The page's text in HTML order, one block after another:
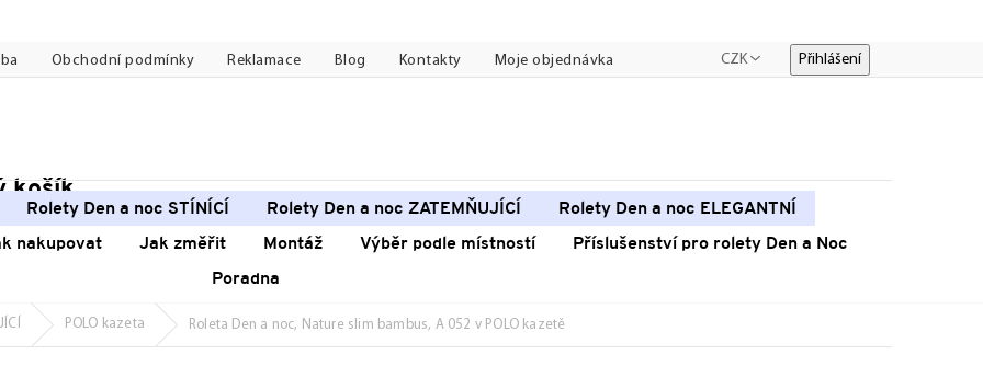
Obchodní podmínky Reklamace Blog Kontakty Moje objednávka CZK Přihlášení
košík
Rolety Den a noc STÍNÍCÍ Rolety Den a noc ZATEMŇUJÍCÍ
Rolety Den a noc ELEGANTNÍ
nakupovat Jak změřit Montáž Výběr podle místností
Příslušenství pro rolety Den a Noc
Poradna
POLO kazeta Roleta Den a noc, Nature slim bambus, A 052 v POLO kazetě